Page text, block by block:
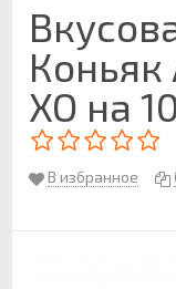
ХО на
В избранное